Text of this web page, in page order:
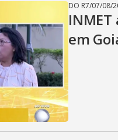
DO R7/07/08/
em